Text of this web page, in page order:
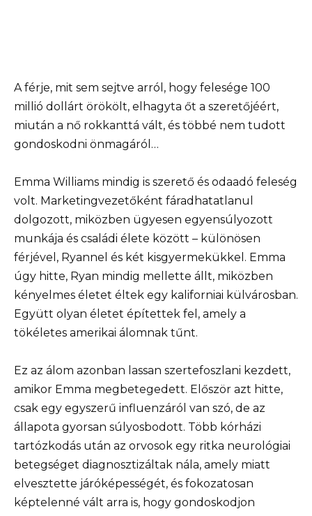
A férje, mit sem sejtve arról, hogy felesége 100
millió dollárt örökölt, elhagyta őt a szeretőjéért,
miután a nő rokkanttá vált, és többé nem tudott
gondoskodni önmagáról…
Emma Williams mindig is szerető és odaadó feleség
volt. Marketingvezetőként fáradhatatlanul
dolgozott, miközben ügyesen egyensúlyozott
munkája és családi élete között – különösen
férjével, Ryannel és két kisgyermekükkel. Emma
úgy hitte, Ryan mindig mellette állt, miközben
kényelmes életet éltek egy kaliforniai külvárosban.
Együtt olyan életet építettek fel, amely a
tökéletes amerikai álomnak tűnt.
Ez az álom azonban lassan szertefoszlani kezdett,
amikor Emma megbetegedett. Először azt hitte,
csak egy egyszerű influenzáról van szó, de az
állapota gyorsan súlyosbodott. Több kórházi
tartózkodás után az orvosok egy ritka neurológiai
betegséget diagnosztizáltak nála, amely miatt
elvesztette járóképességét, és fokozatosan
képtelenné vált arra is, hogy gondoskodjon